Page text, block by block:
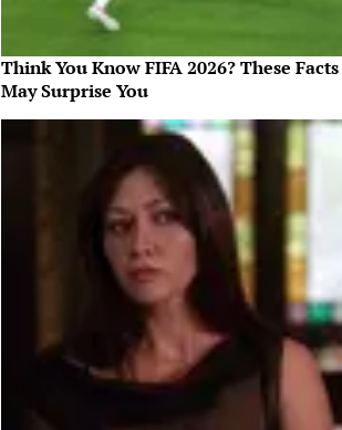
Think You Know FIFA 2026? These Facts
May Surprise You